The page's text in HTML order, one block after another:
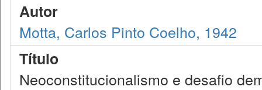
Autor
Motta, Carlos Pinto Coelho, 1942
Título
Neoconstitucionalismo e desafio